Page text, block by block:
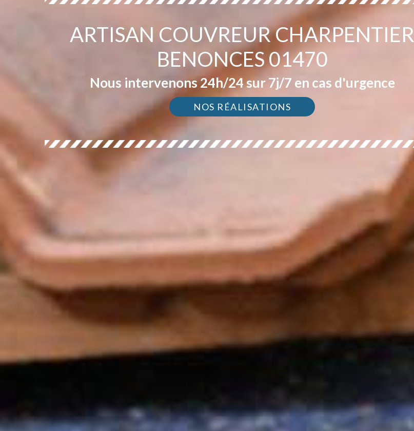
ARTISAN COUVREUR CHARPENTIER
BENONCES 01470
Nous intervenons 24h/24 sur 7j/7 en cas d'urgence
NOS RÉALISATIONS